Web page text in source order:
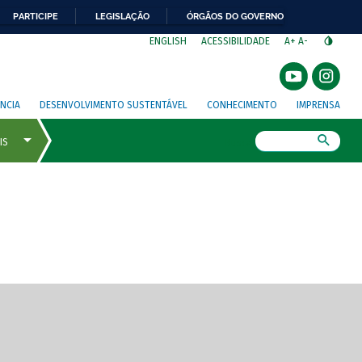
PARTICIPE LEGISLAÇÃO ÓRGÃOS DO GOVERNO
ENGLISH ACESSIBILIDADE A+ A-
DESENVOLVIMENTO SUSTENTÁVEL CONHECIMENTO IMPRENSA
de tela